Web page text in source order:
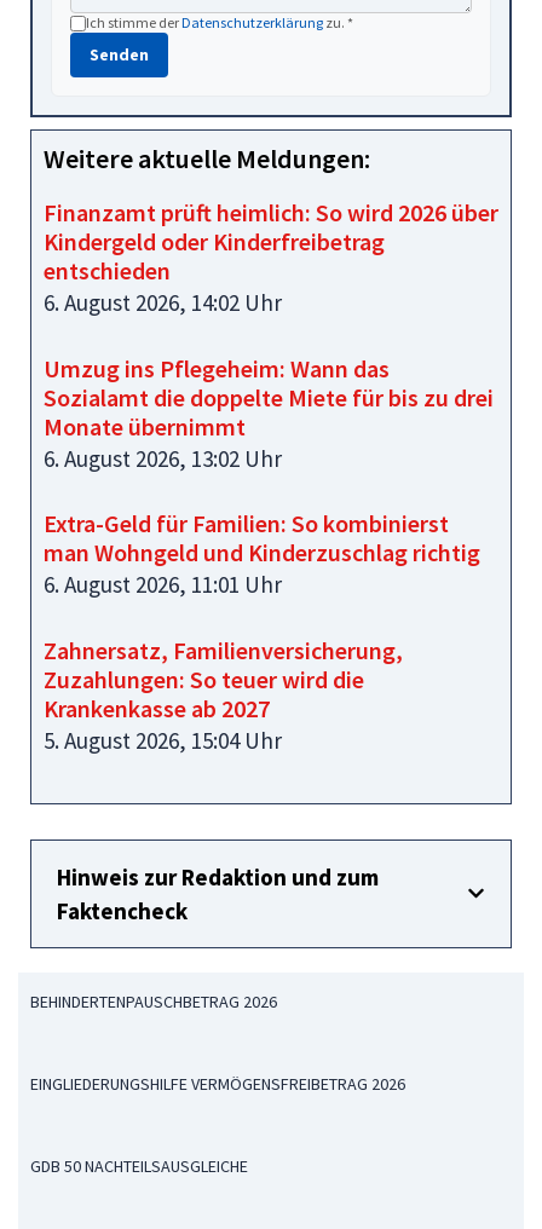
Ich stimme derDatenschutzerklärung zu. *
Senden
Weitere aktuelle Meldungen:
Finanzamt prüft heimlich: So wird 2026 über
Kindergeld oder Kinderfreibetrag
entschieden
6. August 2026, 14:02 Uhr
Umzug ins Pflegeheim: Wann das
Sozialamt die doppelte Miete für bis zu drei
Monate übernimmt
6. August 2026, 13:02 Uhr
Extra-Geld für Familien: So kombinierst
man Wohngeld und Kinderzuschlag richtig
6. August 2026, 11:01 Uhr
Zahnersatz, Familienversicherung,
Zuzahlungen: So teuer wird die
Krankenkasse ab 2027
5. August 2026, 15:04 Uhr
Hinweis zur Redaktion und zum
Faktencheck
BEHINDERTENPAUSCHBETRAG 2026
EINGLIEDERUNGSHILFE VERMÖGENSFREIBETRAG 2026
GDB 50 NACHTEILSAUSGLEICHE